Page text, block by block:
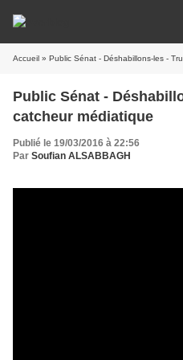
Accueil » Public Sénat - Déshabillons-les -
Public Sénat -
catcheur médiatique
Publié le 19/03/2016 à 22:56
Par Soufian ALSABBAGH